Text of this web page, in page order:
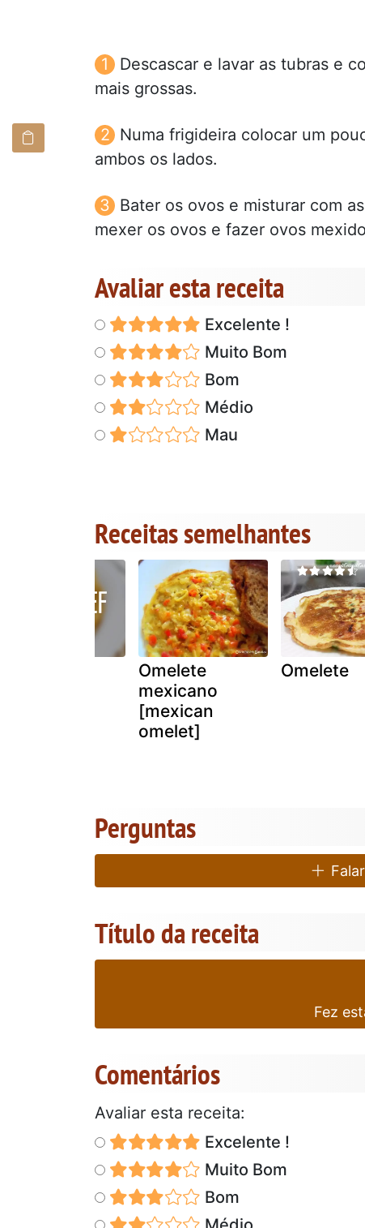
Descascar e lavar as tubras e
mais grossas.
Numa frigideira colocar um
ambos os lados.
Bater os ovos e misturar com
mexer os ovos e fazer ovos
Avaliar esta receita
Excelente !
Muito Bom
Bom
Médio
Mau
Receitas semelhantes
Omelete
mexicano
[mexican
omelet]
Omelete
Perguntas
Título da receita
Fez
Comentários
Avaliar esta receita:
Excelente !
Muito Bom
Bom